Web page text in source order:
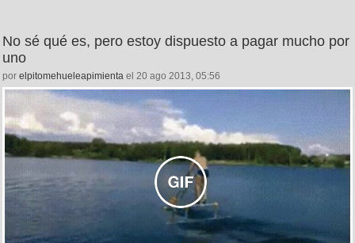
No sé qué es, pero estoy dispuesto a pagar mucho por
uno
por elpitomehueleapimienta el 20 ago 2013, 05:56